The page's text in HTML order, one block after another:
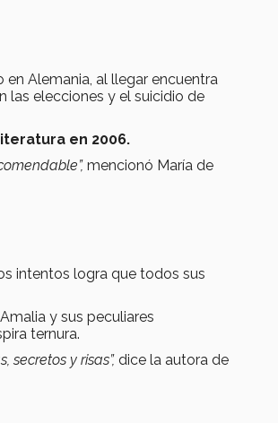
Alemania, al llegar encuentra
las elecciones y el suicidio de
en 2006.
mencionó María de
intentos logra que todos sus
y sus peculiares
ternura.
secretos y risas”, dice la autora de